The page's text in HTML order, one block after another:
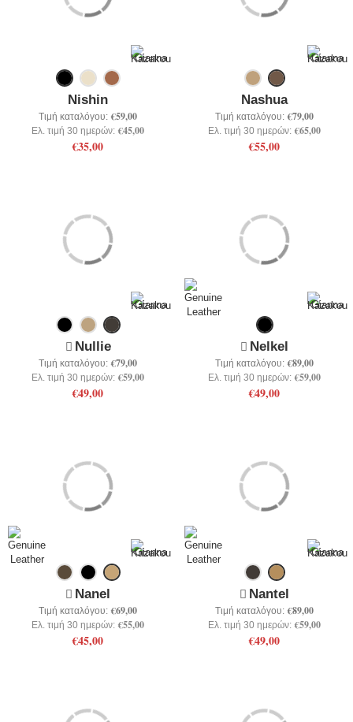
Nishin
Τιμή καταλόγου: €59,00
Ελ. τιμή 30 ημερών: €45,00
€35,00
Nashua
Τιμή καταλόγου: €79,00
Ελ. τιμή 30 ημερών: €65,00
€55,00
Nullie
Τιμή καταλόγου: €79,00
Ελ. τιμή 30 ημερών: €59,00
€49,00
Nelkel
Τιμή καταλόγου: €89,00
Ελ. τιμή 30 ημερών: €59,00
€49,00
Nanel
Τιμή καταλόγου: €69,00
Ελ. τιμή 30 ημερών: €55,00
€45,00
Nantel
Τιμή καταλόγου: €89,00
Ελ. τιμή 30 ημερών: €59,00
€49,00